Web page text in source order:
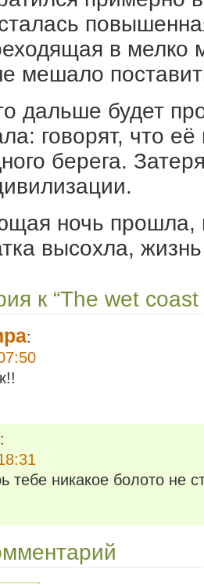
в
мешало
дальше будет
говорят, что
берега.
ночь прошла,
высохла,
к “The wet coast
:
:
тебе никакое болото не